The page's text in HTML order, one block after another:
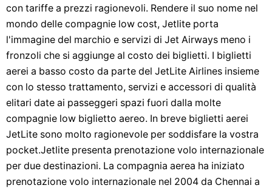
con tariffe a prezzi ragionevoli. Rendere il suo nome nel
mondo delle compagnie low cost, Jetlite porta
l'immagine del marchio e servizi di Jet Airways meno i
fronzoli che si aggiunge al costo dei biglietti. I biglietti
aerei a basso costo da parte del JetLite Airlines insieme
con lo stesso trattamento, servizi e accessori di qualità
elitari date ai passeggeri spazi fuori dalla molte
compagnie low biglietto aereo. In breve biglietti aerei
JetLite sono molto ragionevole per soddisfare la vostra
pocket.Jetlite presenta prenotazione volo internazionale
per due destinazioni. La compagnia aerea ha iniziato
prenotazione volo internazionale nel 2004 da Chennai a